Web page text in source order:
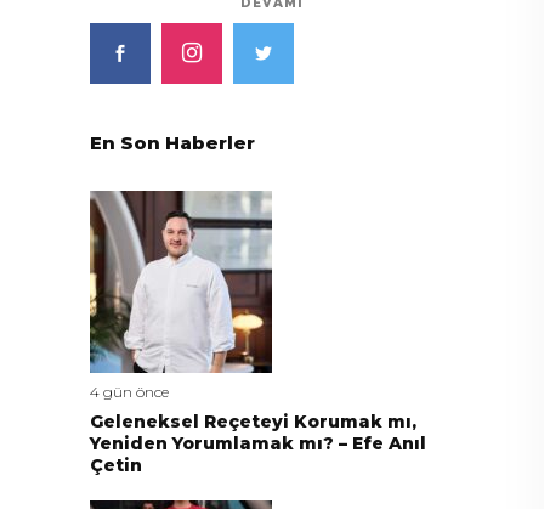
DEVAMI
En Son Haberler
4 gün önce
Geleneksel Reçeteyi Korumak mı,
Yeniden Yorumlamak mı? – Efe Anıl
Çetin